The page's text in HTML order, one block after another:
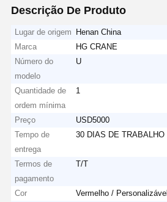
Descrição De Produto
Lugar de origem
Henan China
Marca
HG CRANE
Número do
modelo
U
Quantidade de
ordem mínima
1
Preço
USD5000
Tempo de
entrega
30 DIAS DE TRABALHO
Termos de
pagamento
T/T
Cor
Vermelho / Personalizável